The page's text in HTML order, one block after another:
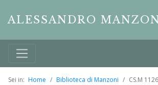
ALESSANDRO
Sei in: Home Biblioteca di Manzoni CS.M 1126